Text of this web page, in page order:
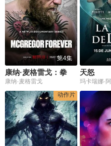
第4集
康纳·麦格雷戈
天怒
动作片